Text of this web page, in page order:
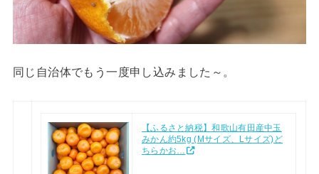
同じ自治体でもう一度申し込みました～。
【ふるさと納税】和歌山有田産中玉
みかん約5kg (Mサイズ、Lサイズ)ど
ちらかお…